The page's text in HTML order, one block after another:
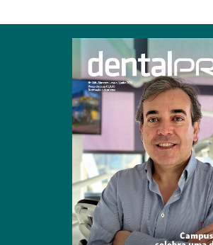
Clique para ler